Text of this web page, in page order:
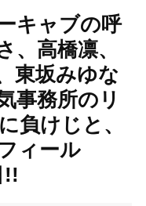
キャブの呼
高橋凛、
東坂みゆな
事務所のリ
負けじと、
ィール
!!